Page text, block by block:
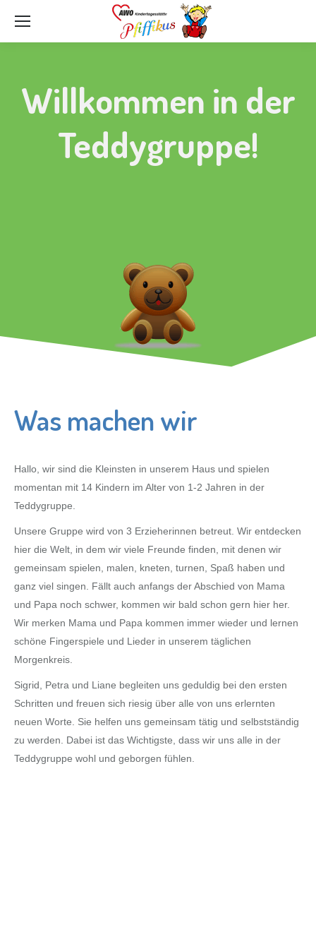
Willkommen in der
Teddygruppe!
Was machen wir
Hallo, wir sind die Kleinsten in unserem Haus und spielen
momentan mit 14 Kindern im Alter von 1-2 Jahren in der
Teddygruppe.
Unsere Gruppe wird von 3 Erzieherinnen betreut. Wir entdecken
hier die Welt, in dem wir viele Freunde finden, mit denen wir
gemeinsam spielen, malen, kneten, turnen, Spaß haben und
ganz viel singen. Fällt auch anfangs der Abschied von Mama
und Papa noch schwer, kommen wir bald schon gern hier her.
Wir merken Mama und Papa kommen immer wieder und lernen
schöne Fingerspiele und Lieder in unserem täglichen
Morgenkreis.
Sigrid, Petra und Liane begleiten uns geduldig bei den ersten
Schritten und freuen sich riesig über alle von uns erlernten
neuen Worte. Sie helfen uns gemeinsam tätig und selbstständig
zu werden. Dabei ist das Wichtigste, dass wir uns alle in der
Teddygruppe wohl und geborgen fühlen.